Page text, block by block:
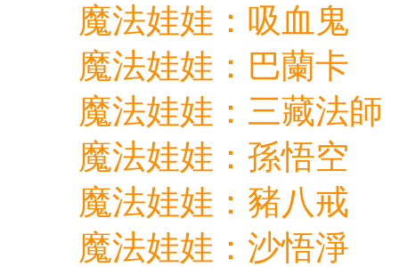
魔法娃娃：吸血鬼
魔法娃娃：巴蘭卡
魔法娃娃：三藏法師
魔法娃娃：孫悟空
魔法娃娃：豬八戒
魔法娃娃：沙悟淨